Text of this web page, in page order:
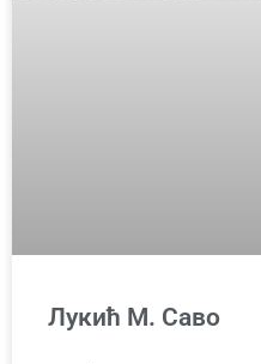
Лукић М. Саво